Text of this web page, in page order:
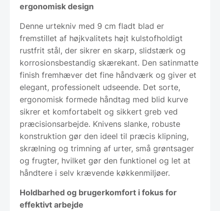
ergonomisk design
Denne urtekniv med 9 cm fladt blad er
fremstillet af højkvalitets højt kulstofholdigt
rustfrit stål, der sikrer en skarp, slidstærk og
korrosionsbestandig skærekant. Den satinmatte
finish fremhæver det fine håndværk og giver et
elegant, professionelt udseende. Det sorte,
ergonomisk formede håndtag med blid kurve
sikrer et komfortabelt og sikkert greb ved
præcisionsarbejde. Knivens slanke, robuste
konstruktion gør den ideel til præcis klipning,
skrælning og trimning af urter, små grøntsager
og frugter, hvilket gør den funktionel og let at
håndtere i selv krævende køkkenmiljøer.
Holdbarhed og brugerkomfort i fokus for
effektivt arbejde